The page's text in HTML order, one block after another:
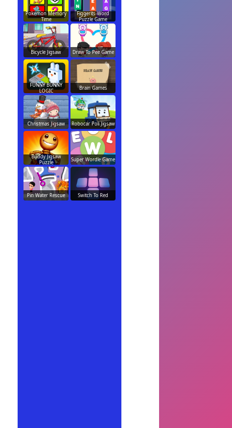
Pokemon Memory
Time
Figgerits-Word
Puzzle Game
Bicycle Jigsaw Draw To Pee Game
FUNNY BUNNY
LOGIC
Brain Games
Christmas Jigsaw Robocar Poli Jigsaw
Buddy Jigsaw
Puzzle
Super Wordle Game
Pin Water Rescue Switch To Red